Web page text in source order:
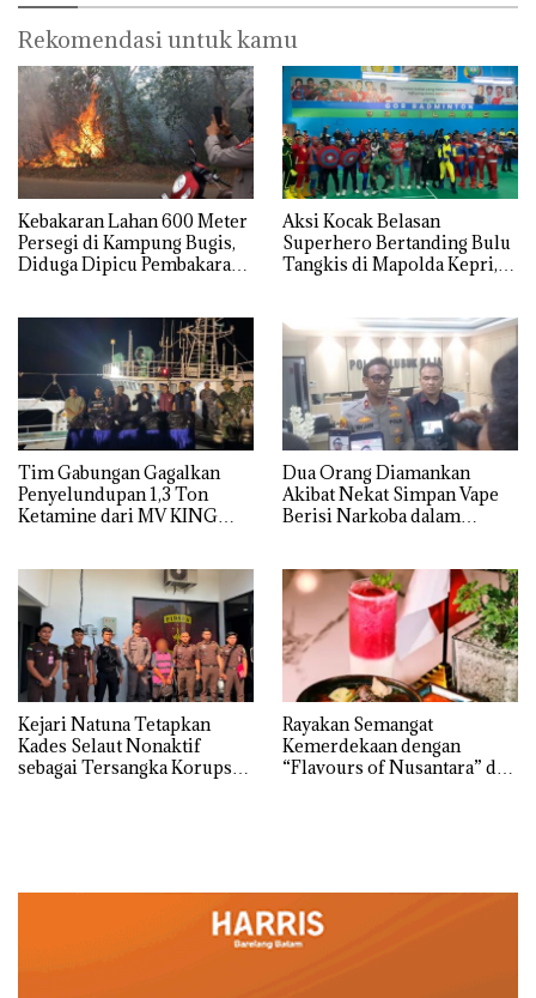
Rekomendasi untuk kamu
Kebakaran Lahan 600 Meter
Persegi di Kampung Bugis,
Diduga Dipicu Pembakaran
Aksi Kocak Belasan
Superhero Bertanding Bulu
Tangkis di Mapolda Kepri,
Tim Gabungan Gagalkan
Penyelundupan 1,3 Ton
Ketamine dari MV KING
Dua Orang Diamankan
Akibat Nekat Simpan Vape
Berisi Narkoba dalam
Kejari Natuna Tetapkan
Kades Selaut Nonaktif
sebagai Tersangka Korupsi
Rayakan Semangat
Kemerdekaan dengan
“Flavours of Nusantara” di